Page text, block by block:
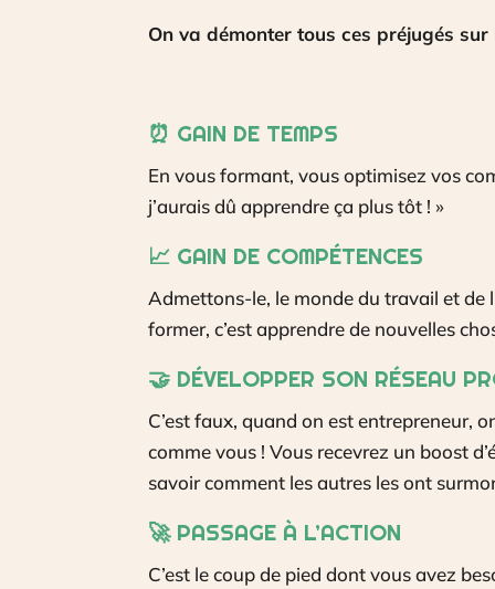
On va démonter tous ces préjugés
⏰ GAIN DE TEMPS
En vous formant, vous optimisez vos
j’aurais dû apprendre ça plus tôt ! »
📈 GAIN DE COMPÉTENCES
Admettons-le, le monde du travail et de
former, c’est apprendre de nouvelles
🤝 DÉVELOPPER SON RÉSEAU
C’est faux, quand on est entrepreneur,
comme vous ! Vous recevrez un boost
savoir comment les autres les ont
🚀PASSAGE À L’ACTION
C’est le coup de pied dont vous avez